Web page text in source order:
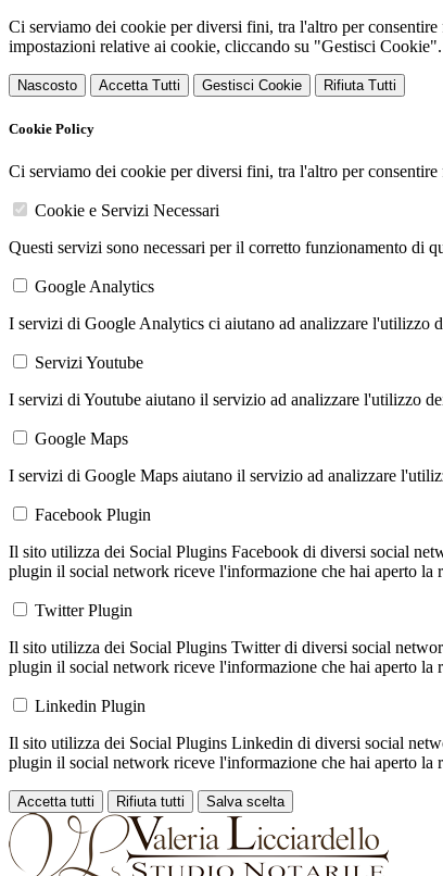
Ci serviamo dei cookie per diversi fini, tra l'altro per
impostazioni relative ai cookie, cliccando su "Gestisci Cookie".
Nascosto Accetta Tutti Gestisci Cookie Rifiuta Tutti
Cookie Policy
Ci serviamo dei cookie per diversi fini, tra l'altro per
Cookie e Servizi Necessari
Questi servizi sono necessari per il corretto funzionamento di
Google Analytics
I servizi di Google Analytics ci aiutano ad analizzare l'utilizzo
Servizi Youtube
I servizi di Youtube aiutano il servizio ad analizzare l'utilizzo
Google Maps
I servizi di Google Maps aiutano il servizio ad analizzare
Facebook Plugin
Il sito utilizza dei Social Plugins Facebook di diversi social
plugin il social network riceve l'informazione che hai aperto la
Twitter Plugin
Il sito utilizza dei Social Plugins Twitter di diversi social
plugin il social network riceve l'informazione che hai aperto la
Linkedin Plugin
Il sito utilizza dei Social Plugins Linkedin di diversi social
plugin il social network riceve l'informazione che hai aperto la
Accetta tutti Rifiuta tutti Salva scelta
Loading...